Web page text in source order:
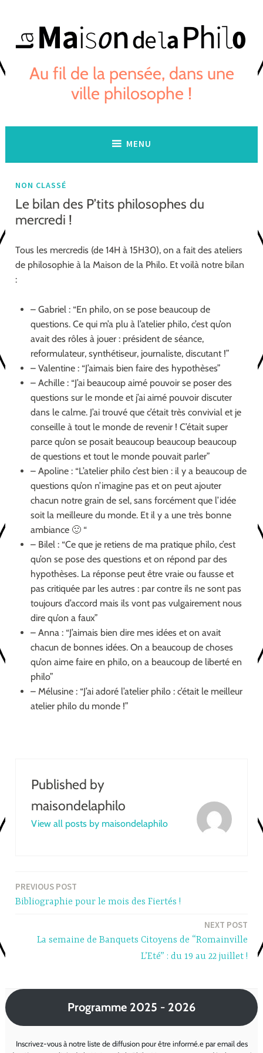
content
Au fil de la pensée, dans une
ville philosophe !
MENU
NON CLASSÉ
Le bilan des P’tits philosophes du
mercredi !
Tous les mercredis (de 14H à 15H30), on a fait des ateliers
de philosophie à la Maison de la Philo. Et voilà notre bilan
:
– Gabriel : “En philo, on se pose beaucoup de
questions. Ce qui m’a plu à l’atelier philo, c’est qu’on
avait des rôles à jouer : président de séance,
reformulateur, synthétiseur, journaliste, discutant !”
– Valentine : “J’aimais bien faire des hypothèses”
– Achille : “J’ai beaucoup aimé pouvoir se poser des
questions sur le monde et j’ai aimé pouvoir discuter
dans le calme. J’ai trouvé que c’était très convivial et je
conseille à tout le monde de revenir ! C’était super
parce qu’on se posait beaucoup beaucoup beaucoup
de questions et tout le monde pouvait parler”
– Apoline : “L’atelier philo c’est bien : il y a beaucoup de
questions qu’on n’imagine pas et on peut ajouter
chacun notre grain de sel, sans forcément que l’idée
soit la meilleure du monde. Et il y a une très bonne
ambiance 🙂 “
– Bilel : “Ce que je retiens de ma pratique philo, c’est
qu’on se pose des questions et on répond par des
hypothèses. La réponse peut être vraie ou fausse et
pas critiquée par les autres : par contre ils ne sont pas
toujours d’accord mais ils vont pas vulgairement nous
dire qu’on a faux”
– Anna : “J’aimais bien dire mes idées et on avait
chacun de bonnes idées. On a beaucoup de choses
qu’on aime faire en philo, on a beaucoup de liberté en
philo”
– Mélusine : “J’ai adoré l’atelier philo : c’était le meilleur
atelier philo du monde !”
Published by
maisondelaphilo
View all posts by maisondelaphilo
Post
navigation
PREVIOUS POST
Bibliographie pour le mois des Fiertés !
NEXT POST
La semaine de Banquets Citoyens de “Romainville
L’Eté” : du 19 au 22 juillet !
Programme 2025 - 2026
Inscrivez-vous à notre liste de diffusion pour être informé.e par email des